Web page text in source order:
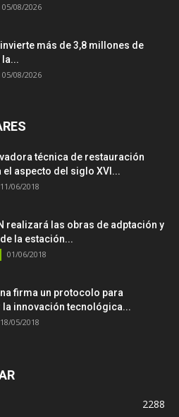
05/08/2026
invierte más de 3,8 millones de
la...
05/08/2026
técnica de restauración
el aspecto del siglo XVI...
11/06/2018
realizará las obras de adptación y
la estación...
01/06/2018
firma un protocolo para
la innovación tecnológica...
18/05/2018
2288